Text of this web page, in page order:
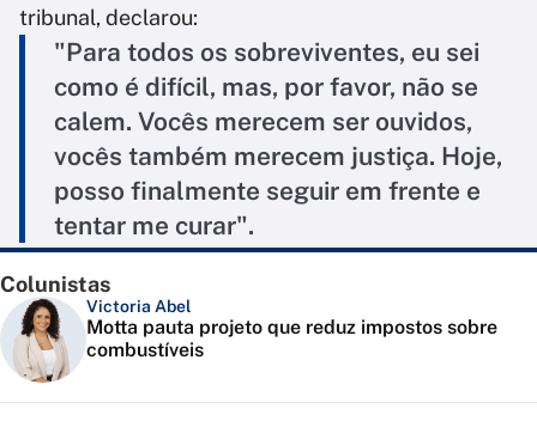
tribunal, declarou:
"Para todos os sobreviventes, eu sei
como é difícil, mas, por favor, não se
calem. Vocês merecem ser ouvidos,
vocês também merecem justiça. Hoje,
posso finalmente seguir em frente e
tentar me curar".
Colunistas
Victoria Abel
Motta pauta projeto que reduz impostos sobre
combustíveis